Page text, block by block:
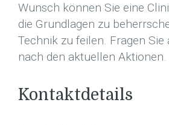
Wunsch können Sie eine
die Grundlagen zu
Technik zu feilen. Fragen Sie
nach den aktuellen Aktionen.
Kontaktdetails